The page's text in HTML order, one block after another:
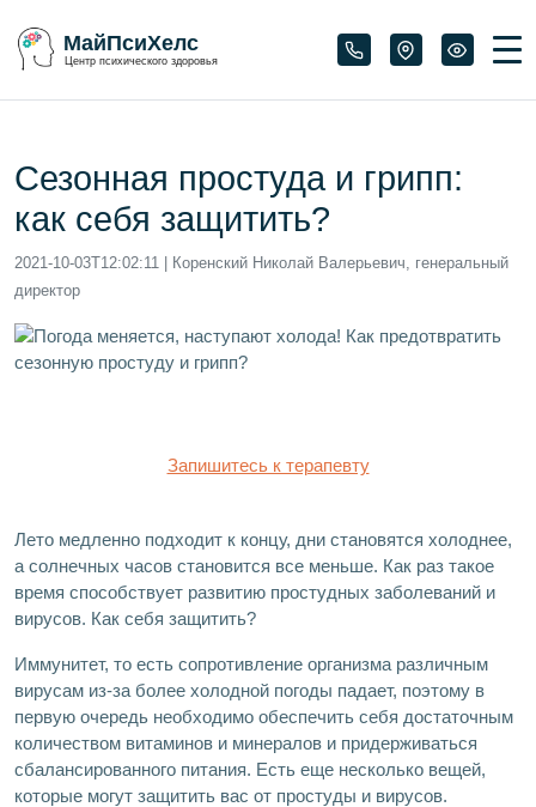
МайПсиХелс
Центр психического здоровья
Сезонная простуда и грипп:
как себя защитить?
2021-10-03T12:02:11
| Коренский Николай Валерьевич, генеральный
директор
Запишитесь к терапевту
Лето медленно подходит к концу, дни становятся холоднее,
а солнечных часов становится все меньше. Как раз такое
время способствует развитию простудных заболеваний и
вирусов. Как себя защитить?
Иммунитет, то есть сопротивление организма различным
вирусам из-за более холодной погоды падает, поэтому в
первую очередь необходимо обеспечить себя достаточным
количеством витаминов и минералов и придерживаться
сбалансированного питания. Есть еще несколько вещей,
которые могут защитить вас от простуды и вирусов.